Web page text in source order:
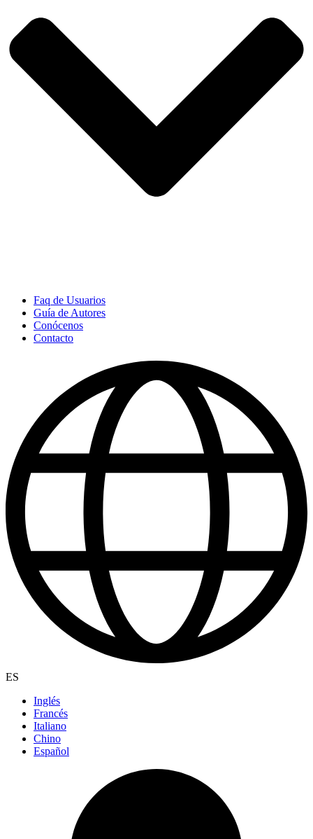
Faq de Usuarios
Guía de Autores
Conócenos
Contacto
ES
Inglés
Francés
Italiano
Chino
Español